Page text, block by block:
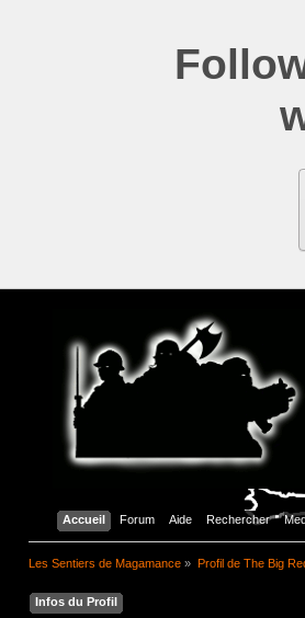
Accueil Forum Aide Rechercher
Les Sentiers de Magamance » Profil de The Big
Infos du Profil